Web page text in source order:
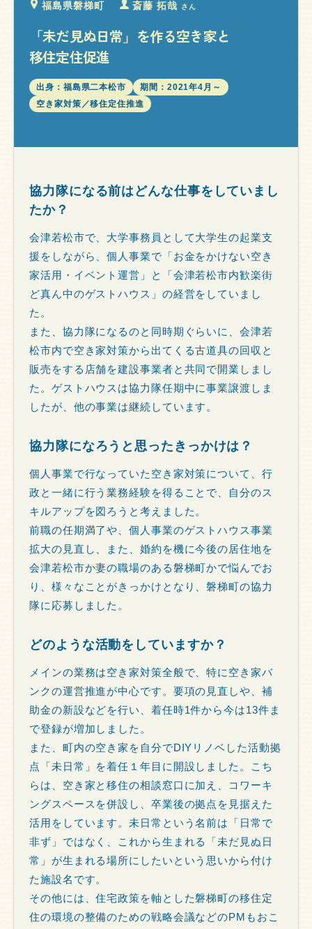
福島県磐梯町 斎藤 拓哉 さん
「未だ見ぬ日常」を作る空き家と
移住定住促進
出身：福島県二本松市
期間：2021年4月～
空き家対策／移住定住推進
協力隊になる前はどんな仕事をしていまし
たか？
会津若松市で、大学事務員として大学生の起業支
援をしながら、個人事業で「お金をかけない空き
家活用・イベント運営」と「会津若松市内歓楽街
ど真ん中のゲストハウス」の経営をしていまし
た。
また、協力隊になるのと同時期ぐらいに、会津若
松市内で空き家対策から出てくる古道具の回収と
販売をする店舗を建設事業者と共同で開業しまし
た。ゲストハウスは協力隊任期中に事業譲渡しま
したが、他の事業は継続しています。
協力隊になろうと思ったきっかけは？
個人事業で行なっていた空き家対策について、行
政と一緒に行う業務経験を得ることで、自分のス
キルアップを図ろうと考えました。
前職の任期満了や、個人事業のゲストハウス事業
拡大の見直し、また、婚約を機に今後の居住地を
会津若松市か妻の職場のある磐梯町かで悩んでお
り、様々なことがきっかけとなり、磐梯町の協力
隊に応募しました。
どのような活動をしていますか？
メインの業務は空き家対策全般で、特に空き家バ
ンクの運営推進が中心です。要項の見直しや、補
助金の新設などを行い、着任時1件から今は13件ま
で登録が増加しました。
また、町内の空き家を自分でDIYリノベした活動拠
点「未日常」を着任１年目に開設しました。こち
らは、空き家と移住の相談窓口に加え、コワーキ
ングスペースを併設し、卒業後の拠点を見据えた
活用をしています。未日常という名前は「日常で
非ず」ではなく、これから生まれる「未だ見ぬ日
常」が生まれる場所にしたいという思いから付け
た施設名です。
その他には、住宅政策を軸とした磐梯町の移住定
住の環境の整備のための戦略会議などのPMもおこ